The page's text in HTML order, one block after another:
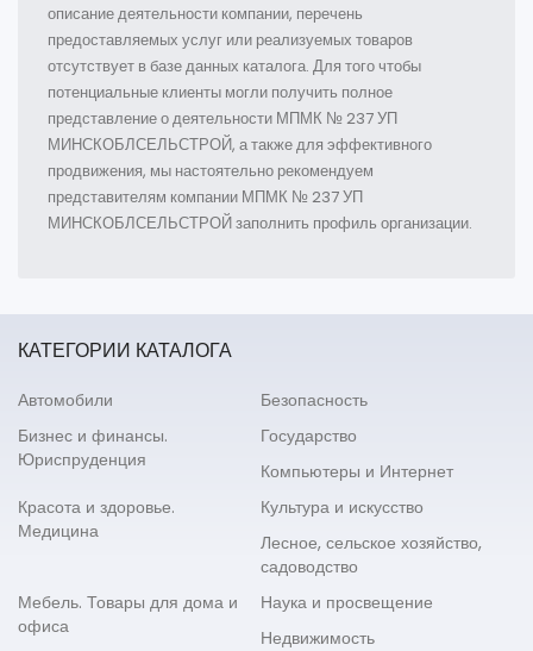
описание деятельности компании, перечень
предоставляемых услуг или реализуемых товаров
отсутствует в базе данных каталога. Для того чтобы
потенциальные клиенты могли получить полное
представление о деятельности МПМК № 237 УП
МИНСКОБЛСЕЛЬСТРОЙ, а также для эффективного
продвижения, мы настоятельно рекомендуем
представителям компании МПМК № 237 УП
МИНСКОБЛСЕЛЬСТРОЙ заполнить профиль организации.
КАТЕГОРИИ КАТАЛОГА
Автомобили
Безопасность
Бизнес и финансы.
Юриспруденция
Государство
Компьютеры и Интернет
Красота и здоровье.
Медицина
Культура и искусство
Лесное, сельское хозяйство,
садоводство
Мебель. Товары для дома и
офиса
Наука и просвещение
Недвижимость